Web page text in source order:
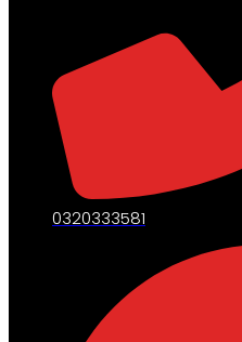
0320333581